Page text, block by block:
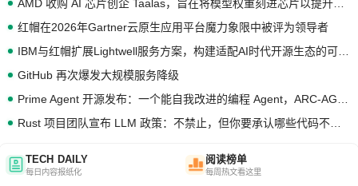
红帽在2026年Gartner云原生应用平台魔力象限中被评为领导者
GitHub 再次爆发大规模服务降级
TECH DAILY
每日内容报纸化
阅读榜单
每周热文看这里